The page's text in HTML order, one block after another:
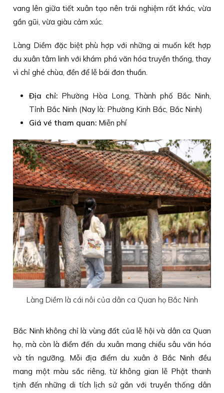
vang lên giữa tiết xuân tạo nên trải nghiệm rất khác, vừa
gần gũi, vừa giàu cảm xúc.
Làng Diềm đặc biệt phù hợp với những ai muốn kết hợp
du xuân tâm linh với khám phá văn hóa truyền thống, thay
vì chỉ ghé chùa, đền để lễ bái đơn thuần.
Địa chỉ: Phường Hòa Long, Thành phố Bắc Ninh,
Tỉnh Bắc Ninh (Nay là: Phường Kinh Bắc, Bắc Ninh)
Giá vé tham quan: Miễn phí
Làng Diềm là cái nôi của dân ca Quan họ Bắc Ninh
Bắc Ninh không chỉ là vùng đất của lễ hội và dân ca Quan
họ, mà còn là điểm đến du xuân mang chiều sâu văn hóa
và tín ngưỡng. Mỗi địa điểm du xuân ở Bắc Ninh đều
mang một màu sắc riêng, từ không gian lễ Phật thanh
tịnh đến những di tích lịch sử gắn với truyền thống dân